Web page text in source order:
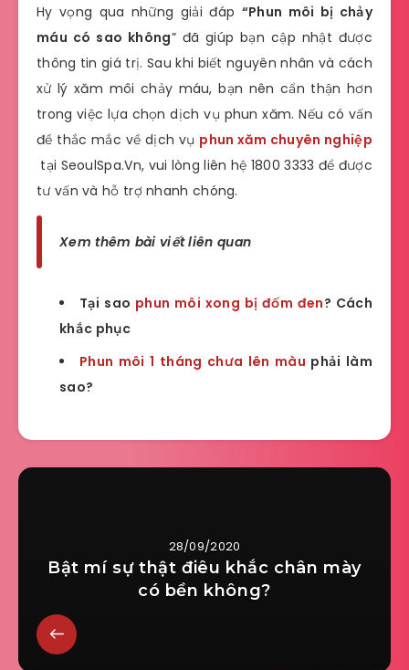
Hy vọng qua những giải đáp “Phun môi bị chảy
máu có sao không” đã giúp bạn cập nhật được
thông tin giá trị. Sau khi biết nguyên nhân và cách
xử lý xăm môi chảy máu, bạn nên cẩn thận hơn
trong việc lựa chọn dịch vụ phun xăm. Nếu có vấn
đề thắc mắc về dịch vụ phun xăm chuyên nghiệp
tại SeoulSpa.Vn, vui lòng liên hệ 1800 3333 để được
tư vấn và hỗ trợ nhanh chóng.
Xem thêm bài viết liên quan
Tại sao phun môi xong bị đốm đen? Cách
khắc phục
Phun môi 1 tháng chưa lên màu phải làm
sao?
28/09/2020
Bật mí sự thật điêu khắc chân mày
có bền không?